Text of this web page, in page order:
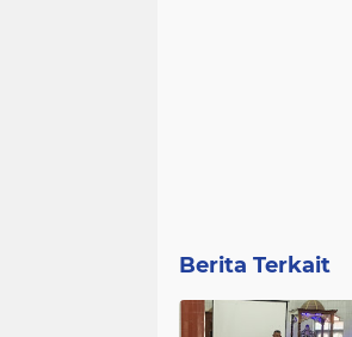
Berita Terkait